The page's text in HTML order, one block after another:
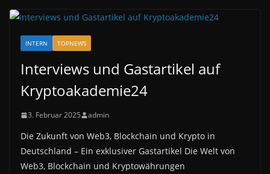
INTERN TOPNEWS
Interviews und Gastartikel auf
Kryptoakademie24
3. Februar 2025 admin
Die Zukunft von Web3, Blockchain und Krypto in
Deutschland – Ein exklusiver Gastartikel Die Welt von
Web3, Blockchain und Kryptowährungen